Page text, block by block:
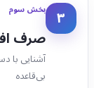
۳ بخش سوم
صرف
آشنایی با
بی‌قاعده